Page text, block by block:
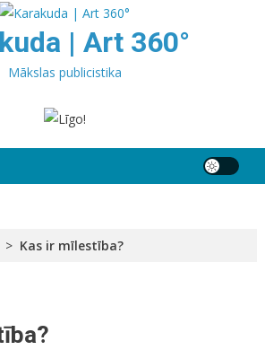
| Art 360°
Mākslas publicistika
> Kas ir mīlestība?